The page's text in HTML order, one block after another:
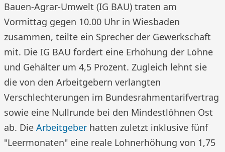
Bauen-Agrar-Umwelt (IG BAU) traten am
Vormittag gegen 10.00 Uhr in Wiesbaden
zusammen, teilte ein Sprecher der Gewerkschaft
mit. Die IG BAU fordert eine Erhöhung der Löhne
und Gehälter um 4,5 Prozent. Zugleich lehnt sie
die von den Arbeitgebern verlangten
Verschlechterungen im Bundesrahmentarifvertrag
sowie eine Nullrunde bei den Mindestlöhnen Ost
ab. Die Arbeitgeber hatten zuletzt inklusive fünf
"Leermonaten" eine reale Lohnerhöhung von 1,75